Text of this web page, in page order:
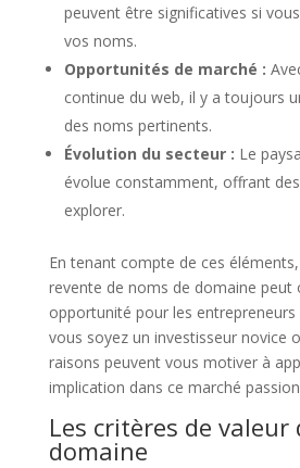
peuvent être significatives si
vos noms.
Opportunités de marché :
continue du web, il y a toujours
des noms pertinents.
Évolution du secteur : Le
évolue constamment, offrant
explorer.
En tenant compte de ces
revente de noms de domaine peut
opportunité pour les entrepreneurs
vous soyez un investisseur novice
raisons peuvent vous motiver à
implication dans ce marché
Les critères de valeur
domaine